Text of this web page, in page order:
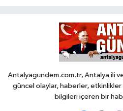
Antalyagundem.com.tr, Antalya ili
güncel olaylar, haberler,
bilgileri içeren bir